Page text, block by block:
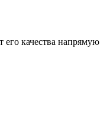
качества напрямую